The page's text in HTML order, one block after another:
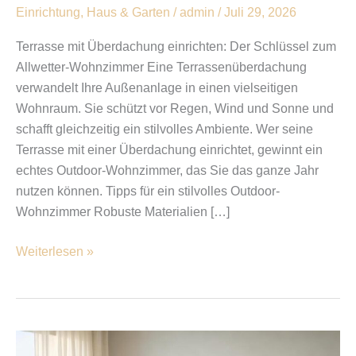
Einrichtung, Haus & Garten /admin /Juli 29, 2026
Terrasse mit Überdachung einrichten: Der Schlüssel zum
Allwetter-Wohnzimmer Eine Terrassenüberdachung
verwandelt Ihre Außenanlage in einen vielseitigen
Wohnraum. Sie schützt vor Regen, Wind und Sonne und
schafft gleichzeitig ein stilvolles Ambiente. Wer seine
Terrasse mit einer Überdachung einrichtet, gewinnt ein
echtes Outdoor-Wohnzimmer, das Sie das ganze Jahr
nutzen können. Tipps für ein stilvolles Outdoor-
Wohnzimmer Robuste Materialien […]
Weiterlesen »